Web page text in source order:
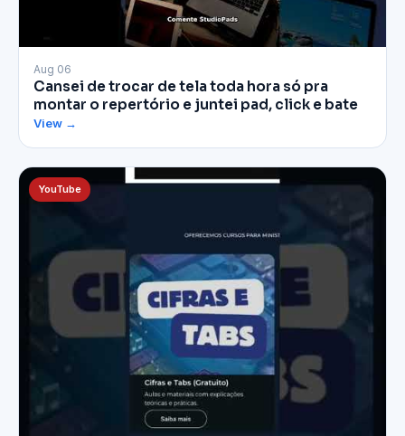
▶
Aug 06
Cansei de trocar de tela toda hora só pra
montar o repertório e juntei pad, click e bate
View →
YouTube